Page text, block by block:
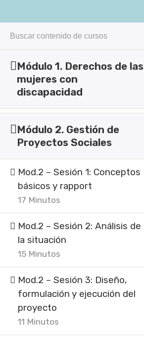
Módulo 1. Derechos de las
mujeres con
discapacidad
Módulo 2. Gestión de
Proyectos Sociales
Mod.2 – Sesión 1: Conceptos
básicos y rapport
17 Minutos
Mod.2 – Sesión 2: Análisis de
la situación
15 Minutos
Mod.2 – Sesión 3: Diseño,
formulación y ejecución del
proyecto
11 Minutos